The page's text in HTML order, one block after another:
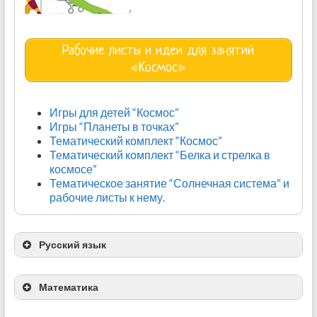
“Космос”
Материалы к лексической теме “Космос”
Лексическая тема “Космос”
Мнемотехника.
“Что такое солнце?”
Рабочие листы и идеи для занятий
«Космос»
Игры для детей “Космос”
Игры “Планеты в точках”
Тематический комплект “Космос”
Тематический комплект “Белка и стрелка в
космосе”
Тематическое занятие “Солнечная система” и
рабочие листы к нему.
Русский язык
Математика